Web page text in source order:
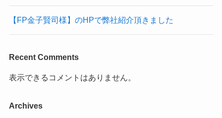
【FP金子賢司様】のHPで弊社紹介頂きました
Recent Comments
表示できるコメントはありません。
Archives